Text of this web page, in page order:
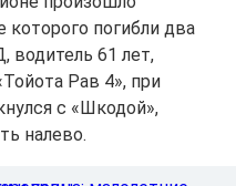
которого погибли два
61 лет,
Рав 4», при
с «Шкодой»,
налево.